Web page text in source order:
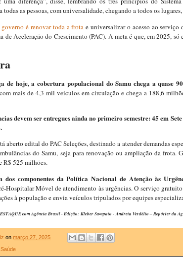
as pessoas, com universalidade, chegando a todos os
é renovar toda a frota e universalizar o acesso ao
de Aceleração do Crescimento (PAC). A meta é que, em 2025,
de hoje, a cobertura populacional do Samu chega a quase
mais de 4,3 mil veículos em circulação e chega a 188,6
devem ser entregues ainda no primeiro semestre: 45 em
aberto edital do PAC Seleções, destinado a atender demandas
do Samu, seja para renovação ou ampliação da frota.
R$ 525 milhões.
dos componentes da Política Nacional de Atenção às
Hospitalar Móvel de atendimento às urgências. O serviço
à população e envia veículos tripulados por equipes
com Agência Brasil - Edição: Kleber Sampaio - Andreia Verdélio – Repórter da
on março 27, 2025
Saúde